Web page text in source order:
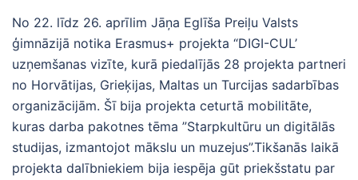
No 22. līdz 26. aprīlim Jāņa Eglīša Preiļu Valsts
ģimnāzijā notika Erasmus+ projekta “DIGI-CUL’
uzņemšanas vizīte, kurā piedalījās 28 projekta partneri
no Horvātijas, Grieķijas, Maltas un Turcijas sadarbības
organizācijām. Šī bija projekta ceturtā mobilitāte,
kuras darba pakotnes tēma ”Starpkultūru un digitālās
studijas, izmantojot mākslu un muzejus”.Tikšanās laikā
projekta dalībniekiem bija iespēja gūt priekšstatu par